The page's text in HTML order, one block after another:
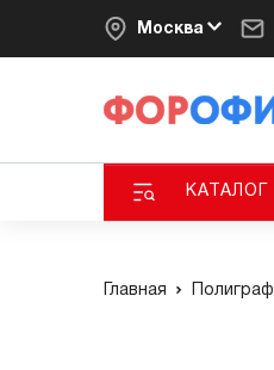
Москва
КАТАЛОГ
Главная